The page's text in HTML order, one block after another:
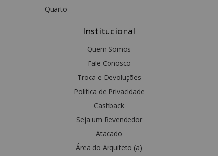
Quarto
Institucional
Quem Somos
Fale Conosco
Troca e Devoluções
Politica de Privacidade
Cashback
Seja um Revendedor
Atacado
Área do Arquiteto (a)